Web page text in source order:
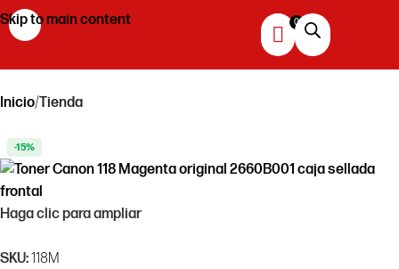
Skip to main content
Inicio Tienda
-15%
Haga clic para ampliar
SKU:118M